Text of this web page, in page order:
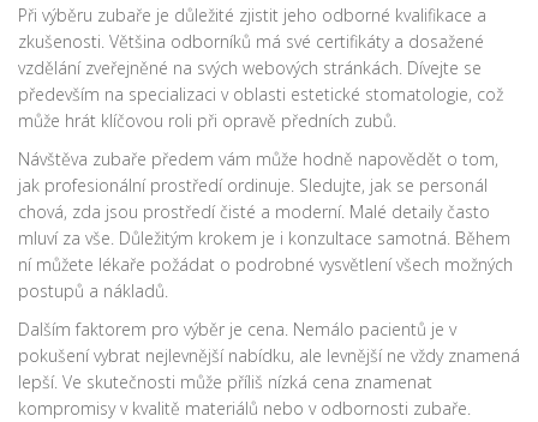
Při výběru zubaře je důležité zjistit jeho odborné kvalifikace a
zkušenosti. Většina odborníků má své certifikáty a dosažené
vzdělání zveřejněné na svých webových stránkách. Dívejte se
především na specializaci v oblasti estetické stomatologie, což
může hrát klíčovou roli při opravě předních zubů.
Návštěva zubaře předem vám může hodně napovědět o tom,
jak profesionální prostředí ordinuje. Sledujte, jak se personál
chová, zda jsou prostředí čisté a moderní. Malé detaily často
mluví za vše. Důležitým krokem je i konzultace samotná. Během
ní můžete lékaře požádat o podrobné vysvětlení všech možných
postupů a nákladů.
Dalším faktorem pro výběr je cena. Nemálo pacientů je v
pokušení vybrat nejlevnější nabídku, ale levnější ne vždy znamená
lepší. Ve skutečnosti může příliš nízká cena znamenat
kompromisy v kvalitě materiálů nebo v odbornosti zubaře.